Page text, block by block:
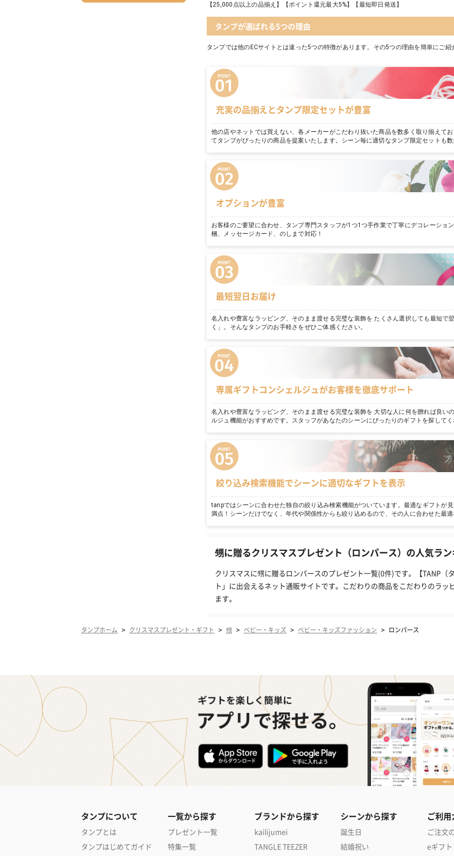
【25,000点以上の品揃え】【ポイント還元最大5%】【最短即日発送】
タンプが選ばれる5つの理由
タンプでは他のECサイトとは違った5つの特徴があります。その5つの理由を簡単にご紹
充実の品揃えとタンプ限定セットが豊富
他の店やネットでは買えない、各メーカーがこだわり抜いた商品を数多く取り揃えて
てタンプがぴったりの商品を提案いたします。シーン毎に適切なタンプ限定セットも
オプションが豊富
お客様のご要望に合わせ、タンプ専門スタッフが1つ1つ手作業で丁寧にデコレーショ
梱、メッセージカード、のしまで対応！
最短翌日お届け
名入れや豊富なラッピング、そのまま渡せる完璧な装飾を たくさん選択しても最短で
く」。そんなタンプのお手軽さをぜひご体感ください。
専属ギフトコンシェルジュがお客様を徹底サポート
名入れや豊富なラッピング、そのまま渡せる完璧な装飾を 大切な人に何を贈れば良い
ルジュ機能がおすすめです。スタッフがあなたのシーンにぴったりのギフトを探して
絞り込み検索機能でシーンに適切なギフトを表示
tanpではシーンに合わせた独自の絞り込み検索機能がついています。最適なギフトが
満点！シーンだけでなく、年代や関係性からも絞り込めるので、その人に合わせた最
甥に贈るクリスマスプレゼント（ロンパース）の人気ラ
クリスマスに甥に贈るロンパースのプレゼント一覧(0件)です。【TANP（
ト」に出会えるネット通販サイトです。こだわりの商品をこだわりのラ
ます。
タンプホーム > クリスマスプレゼント・ギフト > 甥 > ベビー・キッズ > ベビー・キッズファッション > ロンパース
タンプについて
タンプとは
タンプはじめてガイド
一覧から探す
プレゼント一覧
特集一覧
ブランドから探す
kailijumei
TANGLE TEEZER
シーンから探す
誕生日
結婚祝い
ご利
ご注文
eギフト